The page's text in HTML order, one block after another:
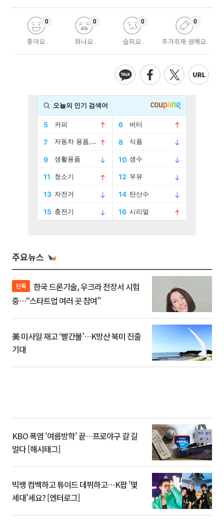
좋아요
0
화나요
0
슬퍼요
0
추가취재 원해요
0
주요뉴스
단독
중…“스타트업 여러 곳 참여”
美 미사일 재고 ‘빨간불’…K방산 북미 진출
기대
KBO 폭염 '여름방학' 끝…프로야구 갈 길
멀다 [해시태그]
빅뱅 컴백하고 튜이드 데뷔하고⋯K팝 '몇
세대'세요? [엔터로그]